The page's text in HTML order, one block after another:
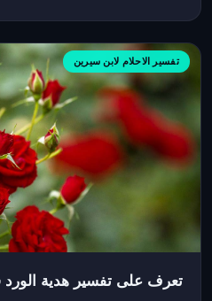
تفسير الاحلام لابن سيرين
تعرف على تفسير هدية الورد